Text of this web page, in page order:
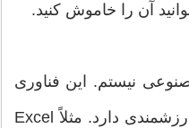
نیستم. این فناوری
در برخی برنامه‌ها کاربردهای ارزشمندی دارد. مثلاً Excel